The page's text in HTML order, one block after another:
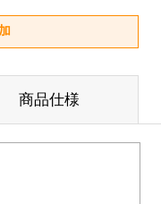
商品仕様